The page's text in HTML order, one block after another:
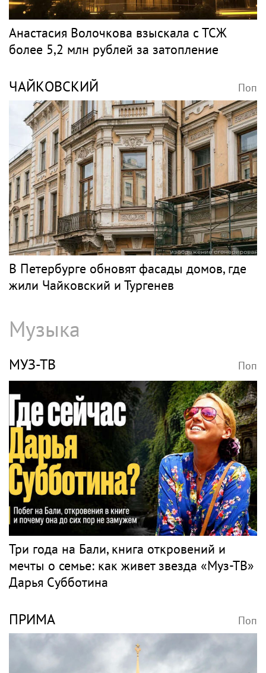
Анастасия Волочкова взыскала с ТСЖ
более 5,2 млн рублей за затопление
ЧАЙКОВСКИЙ Поп
В Петербурге обновят фасады домов, где
жили Чайковский и Тургенев
Музыка
МУЗ-ТВ Поп
Три года на Бали, книга откровений и
мечты о семье: как живет звезда «Муз-ТВ»
Дарья Субботина
ПРИМА Поп